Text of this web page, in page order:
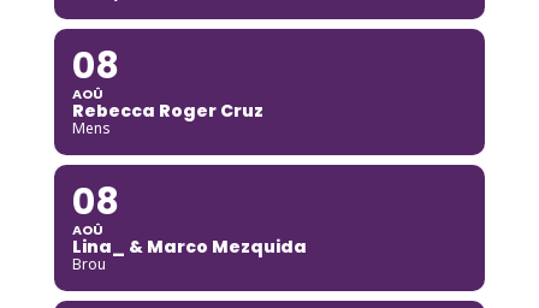
08
AOÛ
Rebecca Roger Cruz
Mens
08
AOÛ
Lina_ & Marco Mezquida
Brou